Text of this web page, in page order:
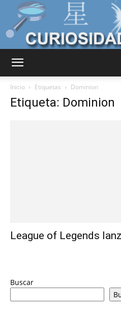
Inicio Etiquetas Dominion
Etiqueta: Dominion
League of Legends
Buscar